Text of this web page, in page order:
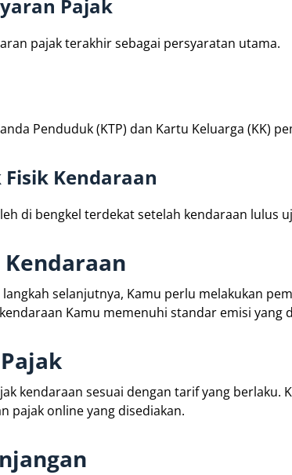
Pajak
pajak terakhir sebagai persyaratan utama.
Penduduk (KTP) dan Kartu Keluarga (KK)
Fisik Kendaraan
di bengkel terdekat setelah kendaraan lulus
selanjutnya, Kamu perlu melakukan
Kamu memenuhi standar emisi yang
kendaraan sesuai dengan tarif yang
pajak online yang disediakan.